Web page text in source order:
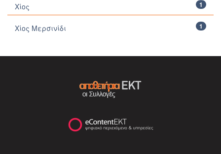
1
Χίος
1
Χίος Μερσινίδι